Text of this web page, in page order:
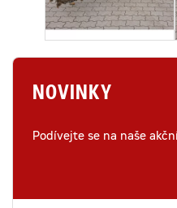
NOVINKY
Podívejte se na naše